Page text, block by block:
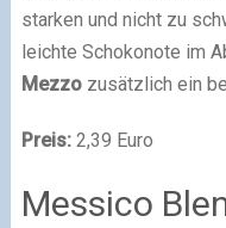
starken und nicht zu
leichte Schokonote im
Mezzozusätzlich ein
Preis:2,39 Euro
Messico